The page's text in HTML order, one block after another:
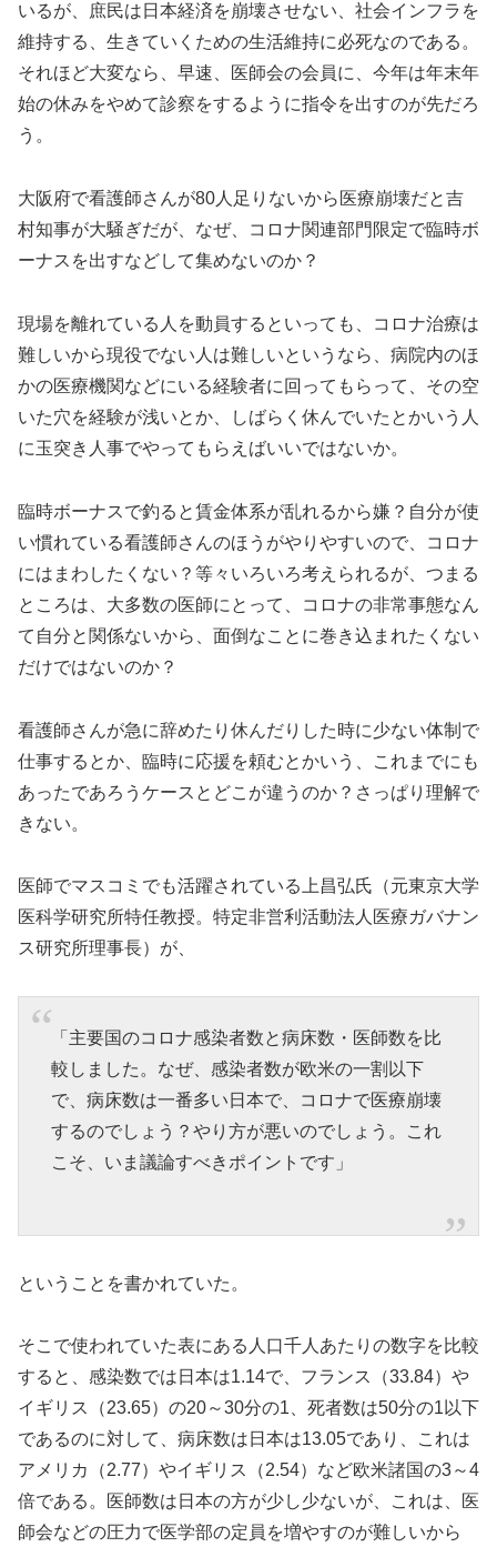
いるが、庶民は日本経済を崩壊させない、社会インフラを
維持する、生きていくための生活維持に必死なのである。
それほど大変なら、早速、医師会の会員に、今年は年末年
始の休みをやめて診察をするように指令を出すのが先だろ
う。
大阪府で看護師さんが80人足りないから医療崩壊だと吉
村知事が大騒ぎだが、なぜ、コロナ関連部門限定で臨時ボ
ーナスを出すなどして集めないのか？
現場を離れている人を動員するといっても、コロナ治療は
難しいから現役でない人は難しいというなら、病院内のほ
かの医療機関などにいる経験者に回ってもらって、その空
いた穴を経験が浅いとか、しばらく休んでいたとかいう人
に玉突き人事でやってもらえばいいではないか。
臨時ボーナスで釣ると賃金体系が乱れるから嫌？自分が使
い慣れている看護師さんのほうがやりやすいので、コロナ
にはまわしたくない？等々いろいろ考えられるが、つまる
ところは、大多数の医師にとって、コロナの非常事態なん
て自分と関係ないから、面倒なことに巻き込まれたくない
だけではないのか？
看護師さんが急に辞めたり休んだりした時に少ない体制で
仕事するとか、臨時に応援を頼むとかいう、これまでにも
あったであろうケースとどこが違うのか？さっぱり理解で
きない。
医師でマスコミでも活躍されている上昌弘氏（元東京大学
医科学研究所特任教授。特定非営利活動法人医療ガバナン
ス研究所理事長）が、
「主要国のコロナ感染者数と病床数・医師数を比
較しました。なぜ、感染者数が欧米の一割以下
で、病床数は一番多い日本で、コロナで医療崩壊
するのでしょう？やり方が悪いのでしょう。これ
こそ、いま議論すべきポイントです」
ということを書かれていた。
そこで使われていた表にある人口千人あたりの数字を比較
すると、感染数では日本は1.14で、フランス（33.84）や
イギリス（23.65）の20～30分の1、死者数は50分の1以下
であるのに対して、病床数は日本は13.05であり、これは
アメリカ（2.77）やイギリス（2.54）など欧米諸国の3～4
倍である。医師数は日本の方が少し少ないが、これは、医
師会などの圧力で医学部の定員を増やすのが難しいから